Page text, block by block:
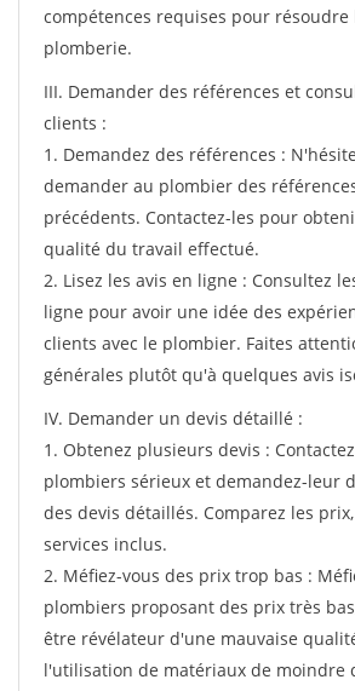
compétences requises pour résoudre
plomberie.
III. Demander des références et
clients :
1. Demandez des références :
demander au plombier des
précédents. Contactez-les pour
qualité du travail effectué.
2. Lisez les avis en ligne : Consultez
ligne pour avoir une idée des
clients avec le plombier. Faites
générales plutôt qu'à quelques avis
IV. Demander un devis détaillé :
1. Obtenez plusieurs devis :
plombiers sérieux et demandez-leur
des devis détaillés. Comparez les
services inclus.
2. Méfiez-vous des prix trop bas :
plombiers proposant des prix très
être révélateur d'une mauvaise
l'utilisation de matériaux de moindre